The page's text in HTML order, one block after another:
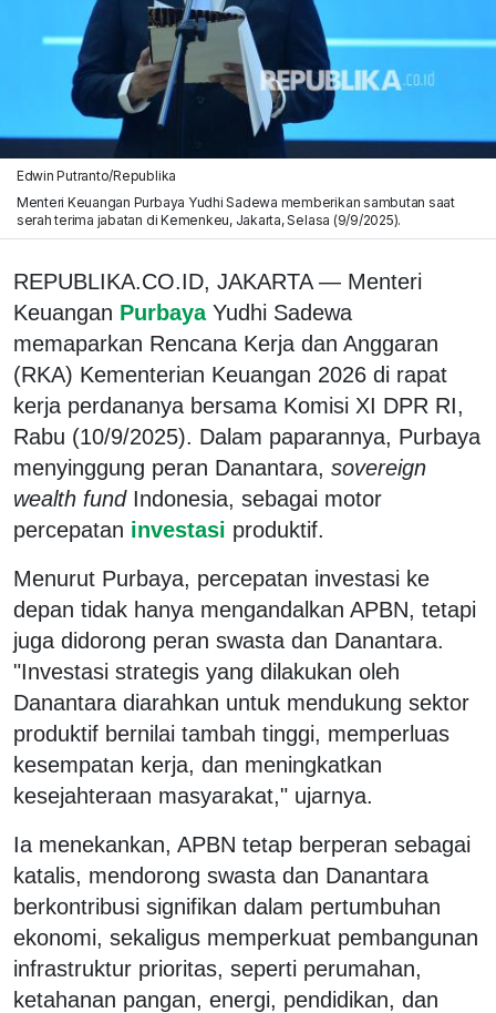
Edwin Putranto/Republika
Menteri Keuangan Purbaya Yudhi Sadewa memberikan sambutan saat
serah terima jabatan di Kemenkeu, Jakarta, Selasa (9/9/2025).
REPUBLIKA.CO.ID, JAKARTA — Menteri
Keuangan Purbaya Yudhi Sadewa
memaparkan Rencana Kerja dan Anggaran
(RKA) Kementerian Keuangan 2026 di rapat
kerja perdananya bersama Komisi XI DPR RI,
Rabu (10/9/2025). Dalam paparannya, Purbaya
menyinggung peran Danantara, sovereign
wealth fundIndonesia, sebagai motor
percepatan investasi produktif.
Menurut Purbaya, percepatan investasi ke
depan tidak hanya mengandalkan APBN, tetapi
juga didorong peran swasta dan Danantara.
"Investasi strategis yang dilakukan oleh
Danantara diarahkan untuk mendukung sektor
produktif bernilai tambah tinggi, memperluas
kesempatan kerja, dan meningkatkan
kesejahteraan masyarakat," ujarnya.
Ia menekankan, APBN tetap berperan sebagai
katalis, mendorong swasta dan Danantara
berkontribusi signifikan dalam pertumbuhan
ekonomi, sekaligus memperkuat pembangunan
infrastruktur prioritas, seperti perumahan,
ketahanan pangan, energi, pendidikan, dan